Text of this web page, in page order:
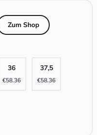
Zum Shop
36
€58.36
37,5
€58.36